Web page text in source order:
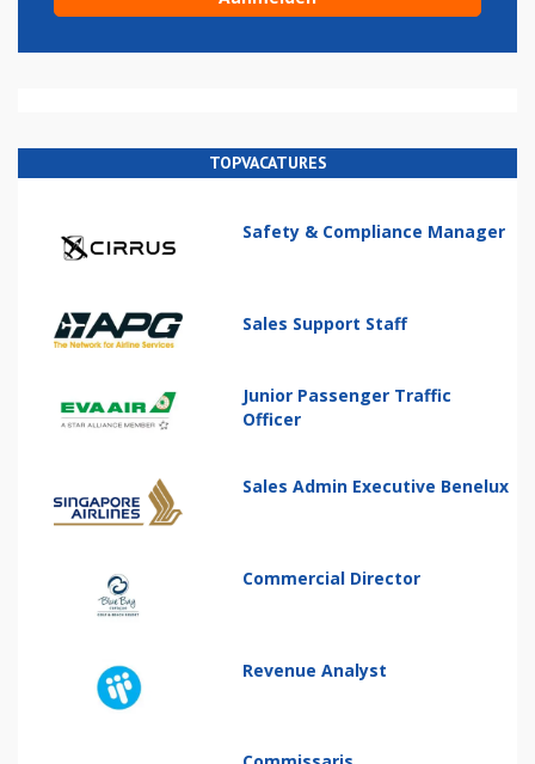
TOPVACATURES
Safety & Compliance Manager
Sales Support Staff
Junior Passenger Traffic
Officer
Sales Admin Executive Benelux
Commercial Director
Revenue Analyst